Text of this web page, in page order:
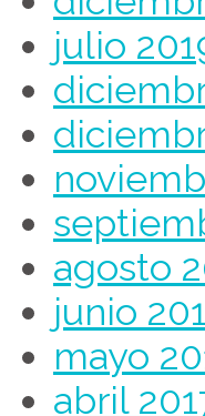
julio
agosto
junio
mayo
abril